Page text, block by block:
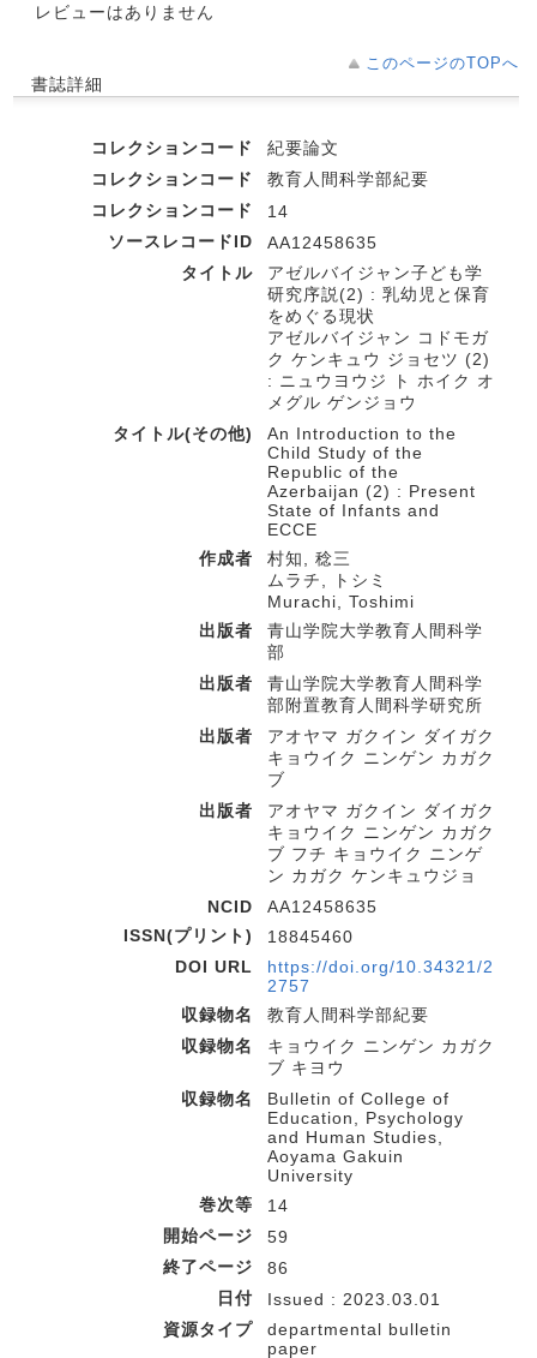
レビューはありません
このページのTOPへ
書誌詳細
コレクションコード
紀要論文
コレクションコード
教育人間科学部紀要
コレクションコード
14
ソースレコードID
AA12458635
タイトル
アゼルバイジャン子ども学
研究序説(2) : 乳幼児と保育
をめぐる現状
アゼルバイジャン コドモガ
ク ケンキュウ ジョセツ (2)
: ニュウヨウジ ト ホイク オ
メグル ゲンジョウ
タイトル(その他)
An Introduction to the
Child Study of the
Republic of the
Azerbaijan (2) : Present
State of Infants and
ECCE
作成者
村知, 稔三
ムラチ, トシミ
Murachi, Toshimi
出版者
青山学院大学教育人間科学
部
出版者
青山学院大学教育人間科学
部附置教育人間科学研究所
出版者
アオヤマ ガクイン ダイガク
キョウイク ニンゲン カガク
ブ
出版者
アオヤマ ガクイン ダイガク
キョウイク ニンゲン カガク
ブ フチ キョウイク ニンゲ
ン カガク ケンキュウジョ
NCID
AA12458635
ISSN(プリント)
18845460
DOI URL
https://doi.org/10.34321/2
2757
収録物名
教育人間科学部紀要
収録物名
キョウイク ニンゲン カガク
ブ キヨウ
収録物名
Bulletin of College of
Education, Psychology
and Human Studies,
Aoyama Gakuin
University
巻次等
14
開始ページ
59
終了ページ
86
日付
Issued : 2023.03.01
資源タイプ
departmental bulletin
paper